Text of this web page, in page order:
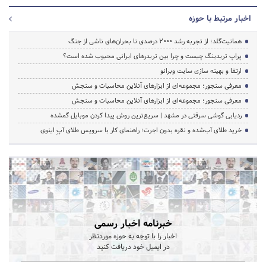
اخبار مرتبط با حوزه
هماتیت‌گلد؛ از تجربه رشد ۲۰۰۰ درصدی تا بحران‌های ناشی از جنگ
پراپ تریدینگ چیست و چرا بین تریدرهای ایرانی محبوب شده است؟
ارتقا و بهینه سازی سایت وبرانو
معرفی سنجور؛ مجموعه‌ای از ابزارهای آنلاین محاسبات و سنجش
معرفی سنجور؛ مجموعه‌ای از ابزارهای آنلاین محاسبات و سنجش
ردیابی گوشی سرقتی در مشهد | سریع‌ترین روش پیدا کردن موبایل گمشده
خرید طلای آب‌شده و نقره بدون اجرت؛ راهنمای کار با سرویس طلای آپِ اینوی
خبرنامه اخبار رسمی
اخبار را با توجه به حوزه موردنظر
در ایمیل خود دریافت کنید